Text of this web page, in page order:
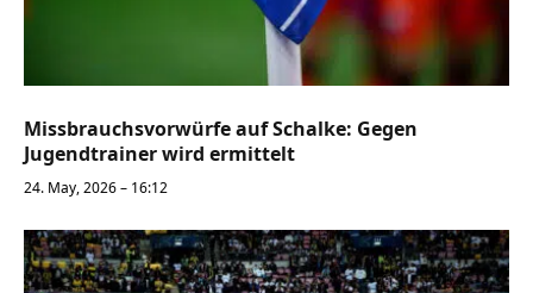
Missbrauchsvorwürfe auf Schalke: Gegen
Jugendtrainer wird ermittelt
24. May, 2026 – 16:12